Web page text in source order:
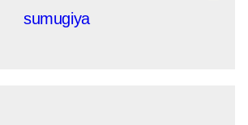
sumugiya